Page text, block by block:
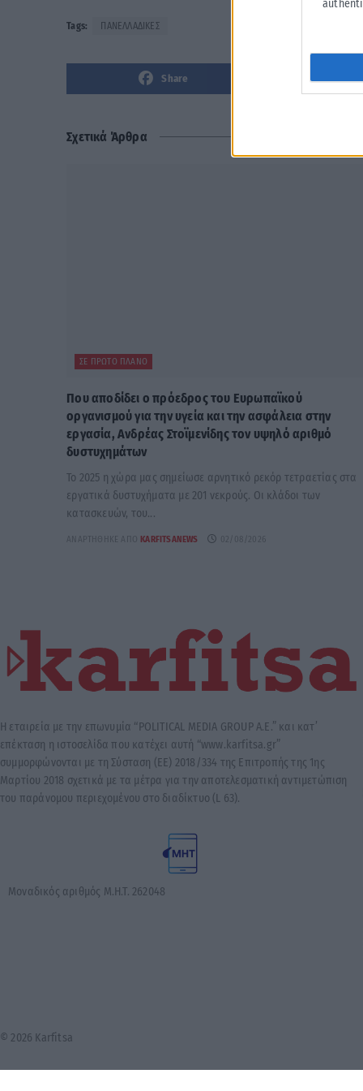
Tags: ΠΑΝΕΛΛΑΔΙΚΕΣ
Share
Σχετικά Άρθρα
ΣΕ ΠΡΏΤΟ ΠΛΆΝΟ
Που αποδίδει ο πρόεδρος του Ευρωπαϊκού
οργανισμού για την υγεία και την ασφάλεια στην
εργασία, Ανδρέας Στοϊμενίδης τον υψηλό αριθμό
δυστυχημάτων
Το 2025 η χώρα μας σημείωσε αρνητικό ρεκόρ τετραετίας στα
εργατικά δυστυχήματα με 201 νεκρούς. Οι κλάδοι των
κατασκευών, του...
KARFITSANEWS 02/08/2026
Η εταιρεία με την επωνυμία “POLITICAL MEDIA GROUP A.E.” και κατ’
επέκταση η ιστοσελίδα που κατέχει αυτή “www.karfitsa.gr”
συμμορφώνονται με τη Σύσταση (ΕΕ) 2018/334 της Επιτροπής της 1ης
Μαρτίου 2018 σχετικά με τα μέτρα για την αποτελεσματική αντιμετώπιση
του παράνομου περιεχομένου στο διαδίκτυο (L 63).
Μοναδικός αριθμός Μ.Η.Τ. 262048
© 2026 Karfitsa